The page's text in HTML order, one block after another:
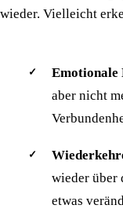
wieder. Vielleicht
Emotionale
aber nicht
wieder über
etwas